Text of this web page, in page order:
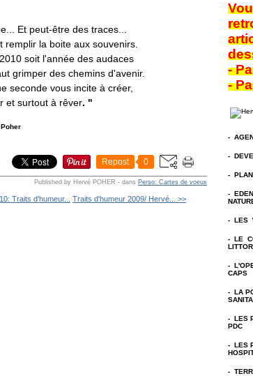
Et peut-être des traces...
remplir la boite aux souvenirs.
soit l'année des audaces
grimper des chemins d'avenir.
seconde vous incite à créer,
et surtout à rêver. "
Repost 0
Published by Hervé POHER - dans Perso: Cartes de voeux
Traits d'humeur... Traits d'humeur 2009/ Hervé... >>
-
-
-
-
- PLAN
-
- LES
- LE
-
CAPS
- LA
- LES
PDC
- LES
-